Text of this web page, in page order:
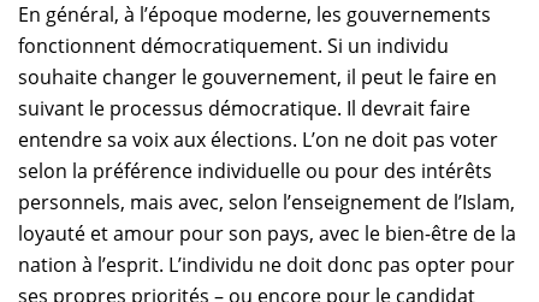
En général, à l’époque moderne, les gouvernements
fonctionnent démocratiquement. Si un individu
souhaite changer le gouvernement, il peut le faire en
suivant le processus démocratique. Il devrait faire
entendre sa voix aux élections. L’on ne doit pas voter
selon la préférence individuelle ou pour des intérêts
personnels, mais avec, selon l’enseignement de l’Islam,
loyauté et amour pour son pays, avec le bien-être de la
nation à l’esprit. L’individu ne doit donc pas opter pour
ses propres priorités – ou encore pour le candidat